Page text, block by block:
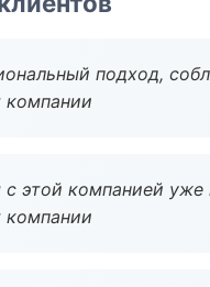
подход,
этой компанией уже